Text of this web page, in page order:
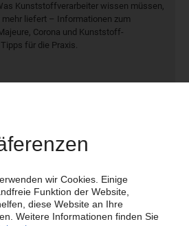
Kunst­stoff­verarbeiter wissen müssen,
liefert – Informationen zum
Corona und Kunststoff-
für die Praxis.